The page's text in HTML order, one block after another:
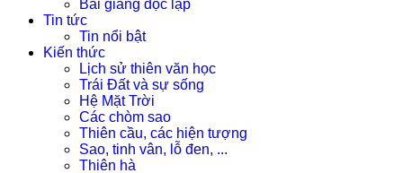
Bài giảng độc lập
Tin tức
Tin nổi bật
Kiến thức
Lịch sử thiên văn học
Trái Đất và sự sống
Hệ Mặt Trời
Các chòm sao
Thiên cầu, các hiện tượng
Sao, tinh vân, lỗ đen, ...
Thiên hà